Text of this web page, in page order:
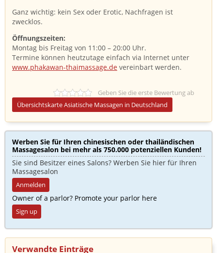
Ganz wichtig: kein Sex oder Erotic, Nachfragen ist
zwecklos.
Öffnungszeiten:
Montag bis Freitag von 11:00 – 20:00 Uhr.
Termine können heutzutage einfach via Internet unter
www.phakawan-thaimassage.de vereinbart werden.
Geben Sie die erste Bewertung ab
Übersichtskarte Asiatische Massagen in Deutschland
Werben Sie für Ihren chinesischen oder thailändischen
Massagesalon bei mehr als 750.000 potenziellen Kunden!​
Sie sind Besitzer eines Salons? Werben Sie hier für Ihren
Massagesalon
Anmelden
Owner of a parlor? Promote your parlor here
Sign up
Verwandte Einträge ​